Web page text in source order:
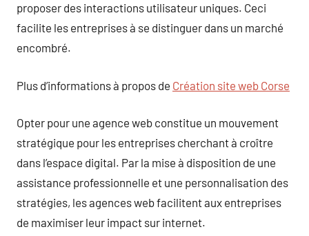
proposer des interactions utilisateur uniques. Ceci
facilite les entreprises à se distinguer dans un marché
encombré.
Plus d’informations à propos de Création site web Corse
Opter pour une agence web constitue un mouvement
stratégique pour les entreprises cherchant à croître
dans l’espace digital. Par la mise à disposition de une
assistance professionnelle et une personnalisation des
stratégies, les agences web facilitent aux entreprises
de maximiser leur impact sur internet.